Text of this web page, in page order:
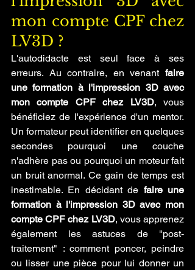
mon compte CPF chez
LV3D ?
L'autodidacte est seul face à ses
erreurs. Au contraire, en venant faire
une formation à l'impression 3D avec
mon compte CPF chez LV3D, vous
bénéficiez de l'expérience d'un mentor.
Un formateur peut identifier en quelques
secondes pourquoi une couche
n'adhère pas ou pourquoi un moteur fait
un bruit anormal. Ce gain de temps est
inestimable. En décidant de faire une
formation à l'impression 3D avec mon
compte CPF chez LV3D, vous apprenez
également les astuces de "post-
traitement" : comment poncer, peindre
ou lisser une pièce pour lui donner un